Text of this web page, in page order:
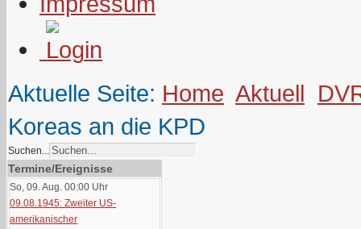
Aktuelle Seite: Home Aktuell
Koreas an die KPD
Suchen...
Termine/Ereignisse
So, 09. Aug. 00:00 Uhr
09.08.1945: Zweiter US-
amerikanischer